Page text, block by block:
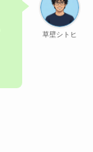
草壁シトヒ